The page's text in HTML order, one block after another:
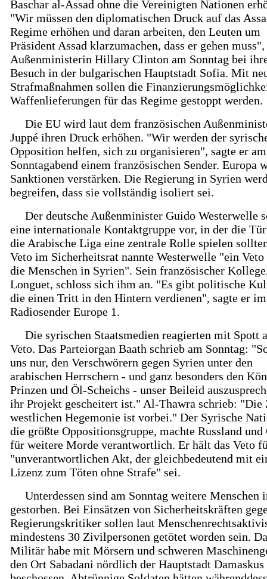
Baschar al-Assad ohne die Vereinigten Nationen
"Wir müssen den diplomatischen Druck auf das
Regime erhöhen und daran arbeiten, den Leuten um
Präsident Assad klarzumachen, dass er gehen muss",
Außenministerin Hillary Clinton am Sonntag bei
Besuch in der bulgarischen Hauptstadt Sofia. Mit
Strafmaßnahmen sollen die
Waffenlieferungen für das Regime gestoppt werden.
Die EU wird laut dem französischen
Juppé ihren Druck erhöhen. "Wir werden der
Opposition helfen, sich zu organisieren", sagte er am
Sonntagabend einem französischen Sender. Europa
Sanktionen verstärken. Die Regierung in Syrien
begreifen, dass sie vollständig isoliert sei.
Der deutsche Außenminister Guido Westerwelle
eine internationale Kontaktgruppe vor, in der die
die Arabische Liga eine zentrale Rolle spielen
Veto im Sicherheitsrat nannte Westerwelle "ein Veto
die Menschen in Syrien". Sein französischer
Longuet, schloss sich ihm an. "Es gibt politische
die einen Tritt in den Hintern verdienen", sagte er im
Radiosender Europe 1.
Die syrischen Staatsmedien reagierten mit Spott
Veto. Das Parteiorgan Baath schrieb am Sonntag:
uns nur, den Verschwörern gegen Syrien unter den
arabischen Herrschern - und ganz besonders den
Prinzen und Öl-Scheichs - unser Beileid
ihr Projekt gescheitert ist." Al-Thawra schrieb: "Die
westlichen Hegemonie ist vorbei." Der Syrische
die größte Oppositionsgruppe, machte Russland und
für weitere Morde verantwortlich. Er hält das Veto
"unverantwortlichen Akt, der gleichbedeutend mit
Lizenz zum Töten ohne Strafe" sei.
Unterdessen sind am Sonntag weitere Menschen
gestorben. Bei Einsätzen von Sicherheitskräften
Regierungskritiker sollen laut
mindestens 30 Zivilpersonen getötet worden sein.
Militär habe mit Mörsern und schweren
den Ort Sabadani nördlich der Hauptstadt Damaskus